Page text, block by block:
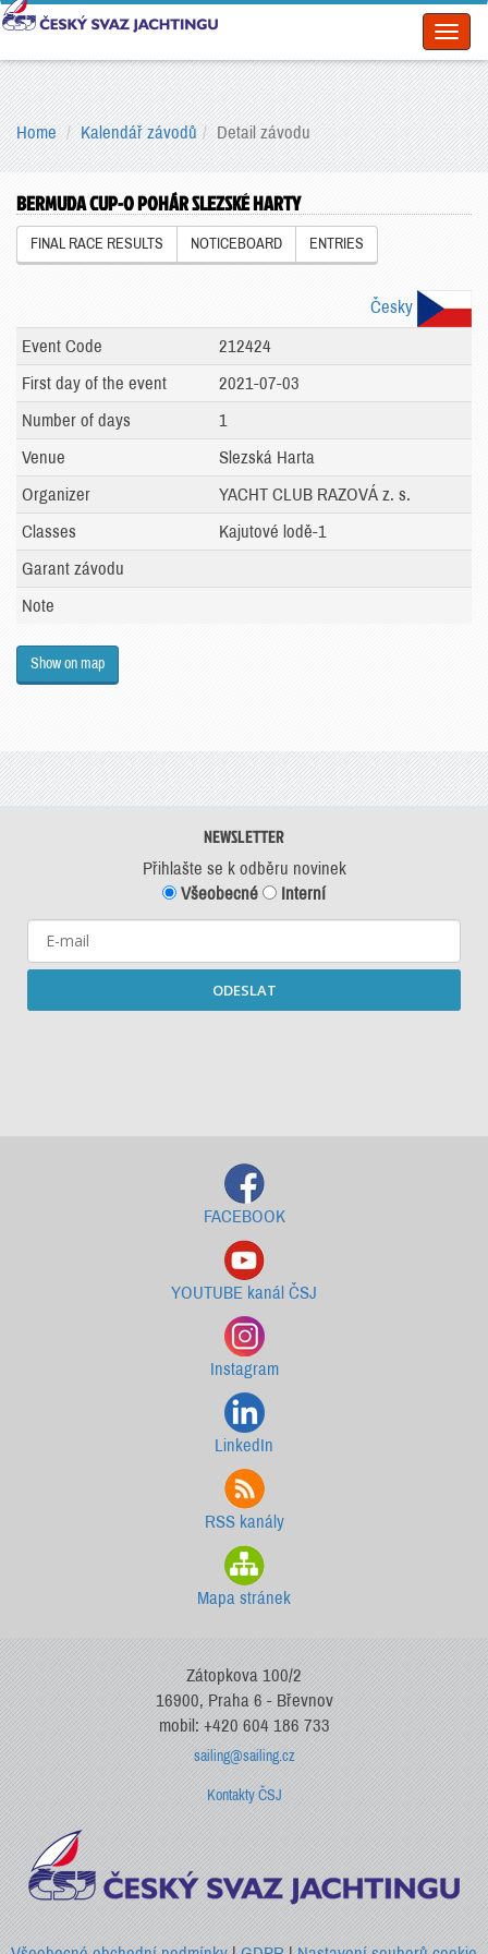
Home Kalendář závodů Detail závodu
BERMUDA CUP-O POHÁR SLEZSKÉ HARTY
FINAL RACE RESULTS NOTICEBOARD ENTRIES
Česky
Event Code
212424
First day of the event
2021-07-03
Number of days
1
Venue
Slezská Harta
Organizer
YACHT CLUB RAZOVÁ z. s.
Classes
Kajutové lodě-1
Garant závodu
Note
Show on map
NEWSLETTER
Přihlašte se k odběru novinek
Všeobecné
Interní
ODESLAT
FACEBOOK
YOUTUBE kanál ČSJ
Instagram
LinkedIn
RSS kanály
Mapa stránek
Zátopkova 100/2
16900, Praha 6 - Břevnov
mobil: +420 604 186 733
sailing@sailing.cz
Kontakty ČSJ